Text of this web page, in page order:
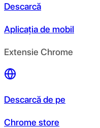
Descarcă
Aplicația de mobil
Extensie Chrome
Descarcă de pe
Chrome store